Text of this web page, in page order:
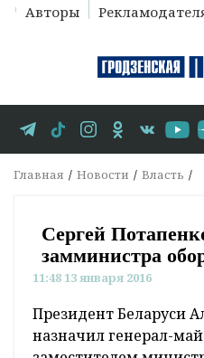
Авторы
Главная Новости Власть
Сергей
замминистра
11:48 13 января 2016
Президент Беларуси
назначил генерал-